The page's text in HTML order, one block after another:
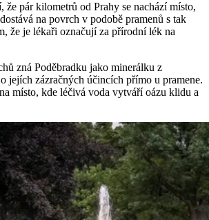
že pár kilometrů od Prahy se nachází místo,
na povrch v podobě pramenů s tak
že je lékaři označují za přírodní lék na
zná Poděbradku jako minerálku z
jejích zázračných účincích přímo u pramene.
místo, kde léčivá voda vytváří oázu klidu a